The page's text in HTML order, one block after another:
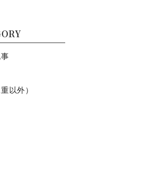
以外）